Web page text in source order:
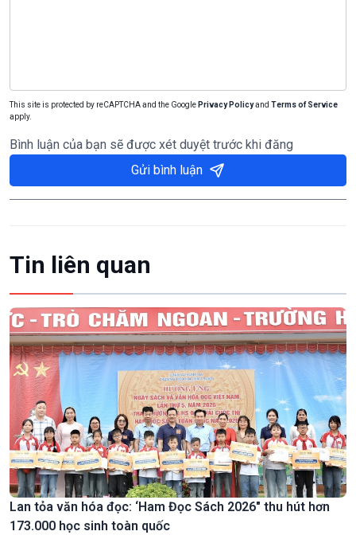
This site is protected by reCAPTCHA and the Google Privacy Policyand Terms of Service
apply.
Bình luận của bạn sẽ được xét duyệt trước khi đăng
Gửi bình luận
Tin liên quan
Lan tỏa văn hóa đọc: ‘Ham Đọc Sách 2026" thu hút hơn
173.000 học sinh toàn quốc